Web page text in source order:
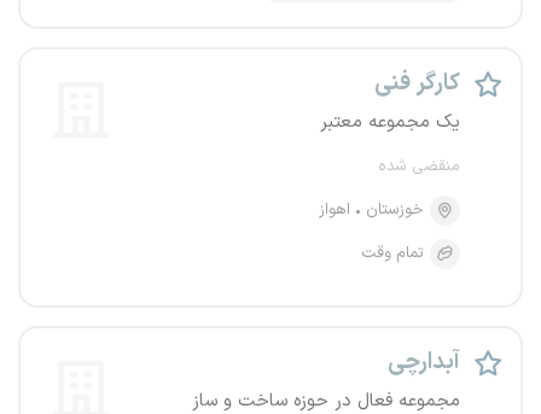
کارگر فنی
یک مجموعه معتبر
منقضی شده
خوزستان
اهواز
تمام وقت
آبدارچی
مجموعه فعال در حوزه ساخت و ساز